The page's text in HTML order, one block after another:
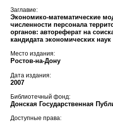
Заглавие:
Экономико-математические
численности персонала
органов: автореферат на
кандидата экономических
Место издания:
Ростов-на-Дону
Дата издания:
2007
Библиотечный фонд:
Донская Государственная
Доступные права: